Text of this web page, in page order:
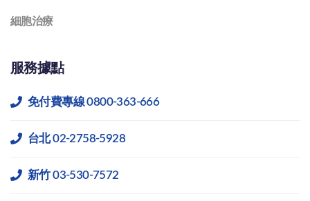
細胞治療
服務據點
免付費專線 0800-363-666
台北 02-2758-5928
新竹 03-530-7572